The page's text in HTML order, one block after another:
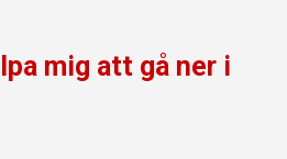
mig att gå ner i